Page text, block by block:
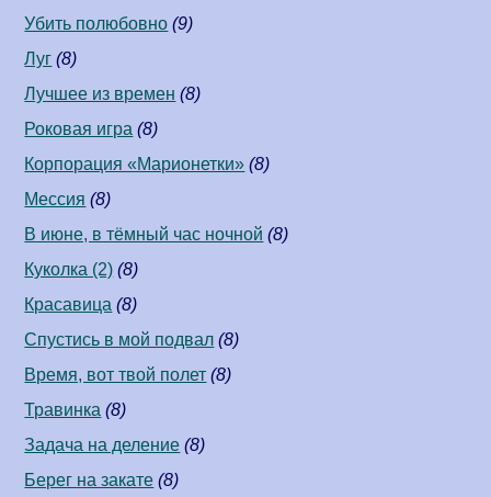
Убить полюбовно (9)
Луг (8)
Лучшее из времен (8)
Роковая игра (8)
Корпорация «Марионетки» (8)
Мессия (8)
В июне, в тёмный час ночной (8)
Куколка (2) (8)
Красавица (8)
Спустись в мой подвал (8)
Время, вот твой полет (8)
Травинка (8)
Задача на деление (8)
Берег на закате (8)